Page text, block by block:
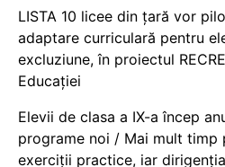
LISTA 10 licee din țară vor
adaptare curriculară pentru
excluziune, în proiectul
Educației
Elevii de clasa a IX-a încep
programe noi / Mai mult timp
exerciții practice, iar